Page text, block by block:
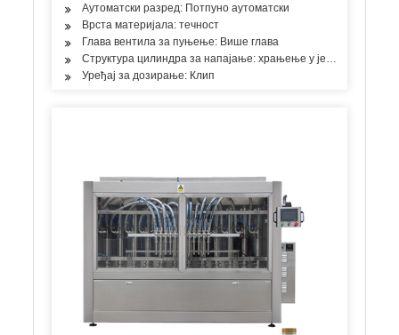
Аутоматски разред: Потпуно аутоматски
Врста материјала: течност
Глава вентила за пуњење: Више глава
Структура цилиндра за напајање: храњење у једној соби
Уређај за дозирање: Клип